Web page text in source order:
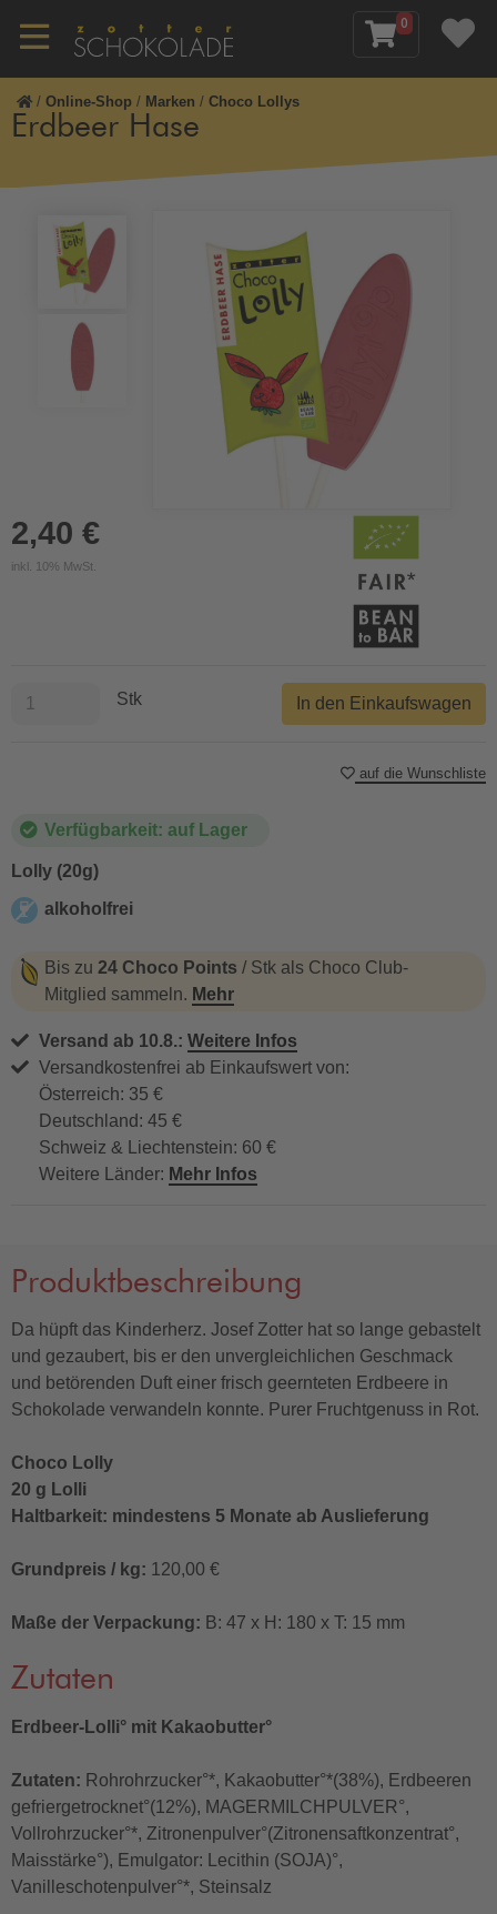
0
/ Online-Shop / Marken / Choco Lollys
Erdbeer Hase
2,40 €
inkl. 10% MwSt.
Verfügbarkeit: auf Lager
Lolly (20g)
alkoholfrei
Bis zu 24 Choco Points / Stk als Choco Club-
Mitglied sammeln. Mehr
Versand ab 10.8.: Weitere Infos
Versandkostenfrei ab Einkaufswert von:
Österreich: 35 €
Deutschland: 45 €
Schweiz & Liechtenstein: 60 €
Weitere Länder: Mehr Infos
Stk In den Einkaufswagen
auf die Wunschliste
Produktbeschreibung
Da hüpft das Kinderherz. Josef Zotter hat so lange gebastelt
und gezaubert, bis er den unvergleichlichen Geschmack
und betörenden Duft einer frisch geernteten Erdbeere in
Schokolade verwandeln konnte. Purer Fruchtgenuss in Rot.
Choco Lolly
20 g Lolli
Haltbarkeit: mindestens 5 Monate ab Auslieferung
Grundpreis / kg: 120,00 €
Maße der Verpackung: B: 47 x H: 180 x T: 15 mm
Zutaten
Erdbeer-Lolli° mit Kakaobutter°
Zutaten: Rohrohrzucker°*, Kakaobutter°*(38%), Erdbeeren
gefriergetrocknet°(12%), MAGERMILCHPULVER°,
Vollrohrzucker°*, Zitronenpulver°(Zitronensaftkonzentrat°,
Maisstärke°), Emulgator: Lecithin (SOJA)°,
Vanilleschotenpulver°*, Steinsalz